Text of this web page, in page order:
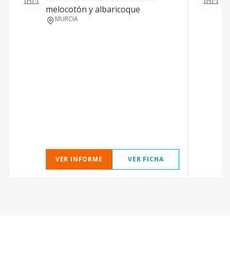
melocotón y albaricoque
MURCIA
VER INFORME VER FICHA